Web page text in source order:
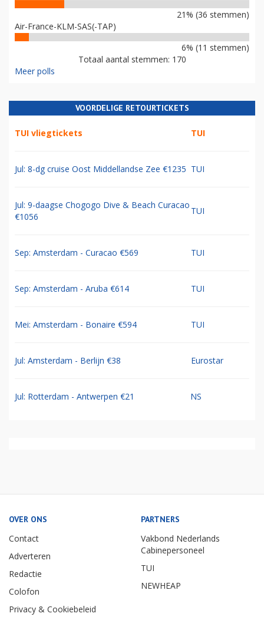
21% (36 stemmen)
Air-France-KLM-SAS(-TAP)
6% (11 stemmen)
Totaal aantal stemmen: 170
Meer polls
VOORDELIGE RETOURTICKETS
TUI vliegtickets TUI
Jul: 8-dg cruise Oost Middellandse Zee €1235 TUI
Jul: 9-daagse Chogogo Dive & Beach Curacao
€1056
TUI
Sep: Amsterdam - Curacao €569 TUI
Sep: Amsterdam - Aruba €614 TUI
Mei: Amsterdam - Bonaire €594 TUI
Jul: Amsterdam - Berlijn €38 Eurostar
Jul: Rotterdam - Antwerpen €21 NS
OVER ONS
Contact
Adverteren
Redactie
Colofon
Privacy & Cookiebeleid
PARTNERS
Vakbond Nederlands
Cabinepersoneel
TUI
NEWHEAP